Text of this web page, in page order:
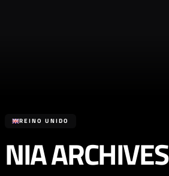
REINO UNIDO
NIA ARCHIVES